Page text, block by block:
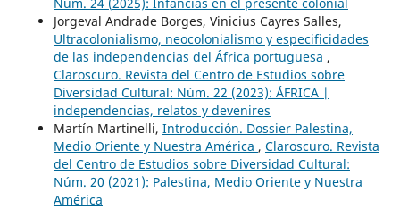
Jorgeval Andrade Borges, Vinicius Cayres Salles,
Ultracolonialismo, neocolonialismo y especificidades
de las independencias del África portuguesa ,
Claroscuro. Revista del Centro de Estudios sobre
Diversidad Cultural: Núm. 22 (2023): ÁFRICA |
independencias, relatos y devenires
Martín Martinelli, Introducción. Dossier Palestina,
Medio Oriente y Nuestra América , Claroscuro. Revista
del Centro de Estudios sobre Diversidad Cultural:
Núm. 20 (2021): Palestina, Medio Oriente y Nuestra
América